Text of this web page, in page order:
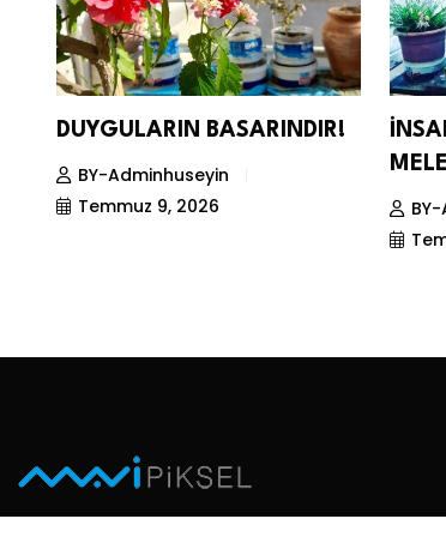
DUYGULARIN BASARINDIR!
BY-Adminhuseyin
Temmuz 9, 2026